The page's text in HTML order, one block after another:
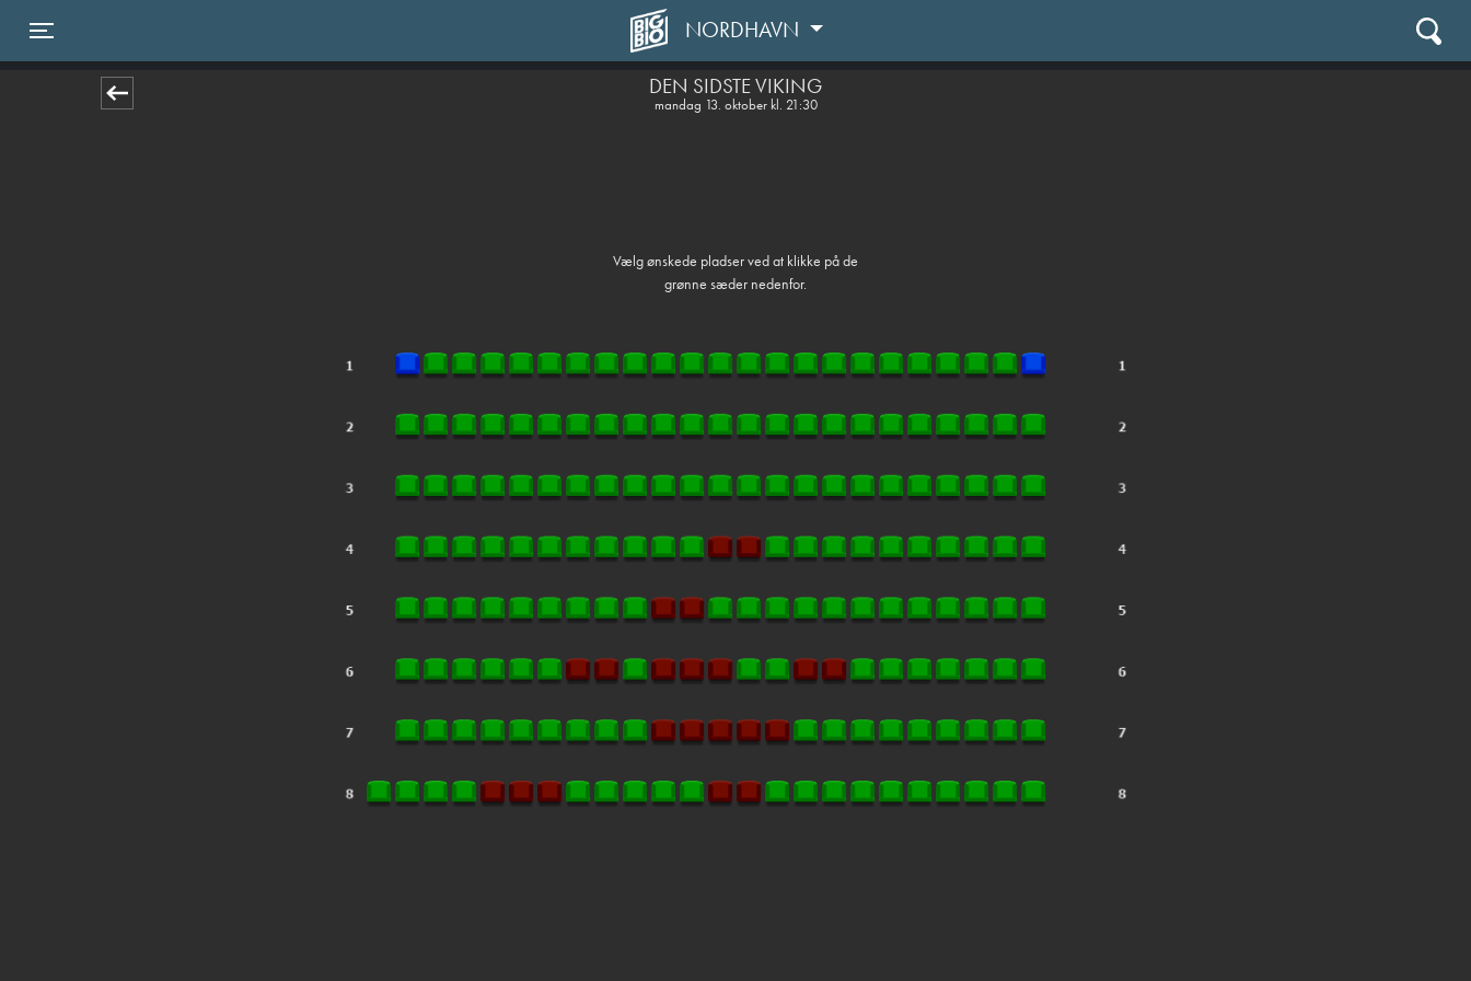
NORDHAVN
DEN SIDSTE VIKING
mandag 13. oktober kl. 21:30
Vælg ønskede pladser ved at klikke på de
grønne sæder nedenfor.
1step-front02 080618